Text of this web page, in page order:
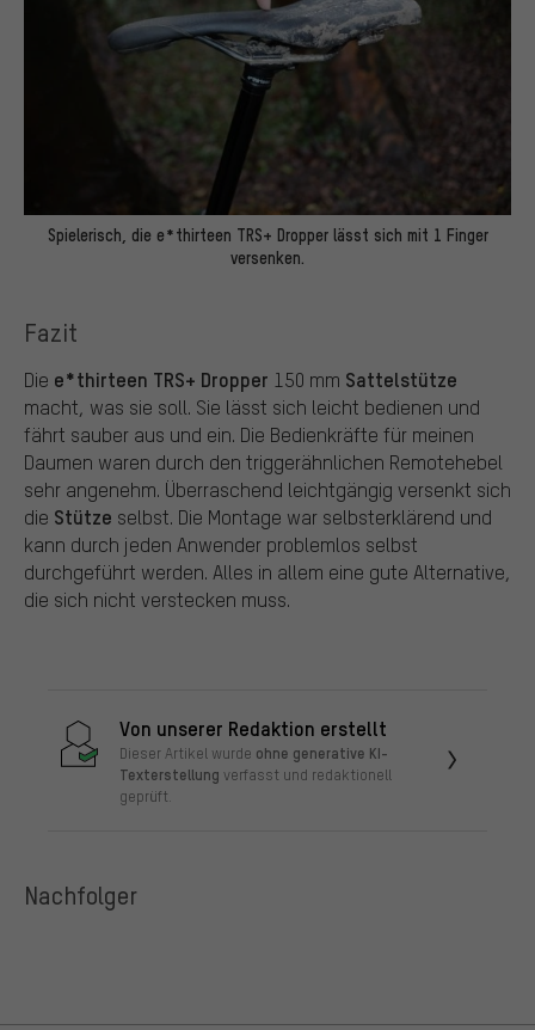
Spielerisch, die e*thirteen TRS+ Dropper lässt sich mit 1 Finger
versenken.
Fazit
Die e*thirteen TRS+ Dropper 150 mm Sattelstütze
macht, was sie soll. Sie lässt sich leicht bedienen und
fährt sauber aus und ein. Die Bedienkräfte für meinen
Daumen waren durch den triggerähnlichen Remotehebel
sehr angenehm. Überraschend leichtgängig versenkt sich
die Stütze selbst. Die Montage war selbsterklärend und
kann durch jeden Anwender problemlos selbst
durchgeführt werden. Alles in allem eine gute Alternative,
die sich nicht verstecken muss.
Von unserer Redaktion erstellt
Dieser Artikel wurde ohne generative KI-
Texterstellung verfasst und redaktionell
geprüft.
Nachfolger